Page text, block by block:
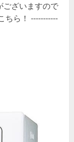
ございますので
ちら！ -----------